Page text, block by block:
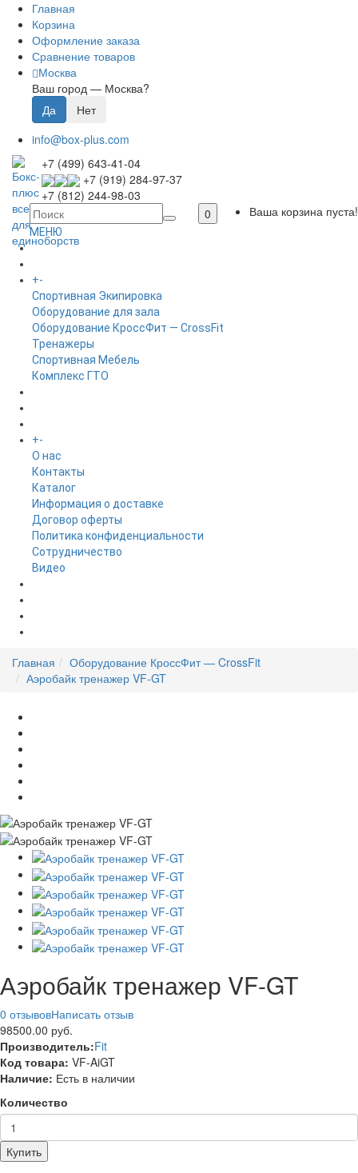
Главная
Корзина
Оформление заказа
Сравнение товаров
Москва
Ваш город — Москва?
info@box-plus.com
+7 (499) 643-41-04
+7 (919) 284-97-37
+7 (812) 244-98-03
0
Ваша корзина пуста!
МЕНЮ
ГЛАВНАЯ
+-
Спортивная Экипировка
Оборудование для зала
Оборудование КроссФит — CrossFit
Тренажеры
Спортивная Мебель
Комплекс ГТО
+-
O нас
Контакты
Каталог
Информация о доставке
Договор оферты
Политика конфиденциальности
Сотрудничество
Видео
Главная
Оборудование КроссФит — CrossFit
Аэробайк тренажер VF-GT
Аэробайк тренажер VF-GT
0 отзывовНаписать отзыв
98500.00 руб.
Производитель:Fit
Код товара: VF-AiGT
Наличие: Есть в наличии
Количество
Купить